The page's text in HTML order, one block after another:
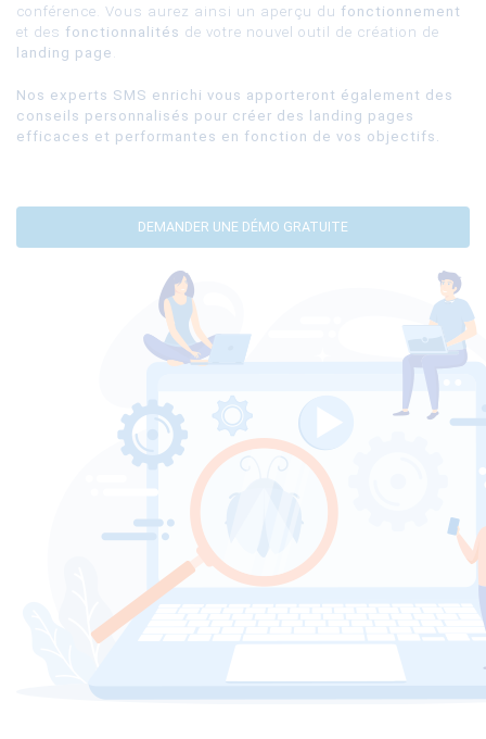
conférence. Vous aurez ainsi un aperçu du fonctionnement
et des fonctionnalités de votre nouvel outil de création de
landing page
Nos experts SMS enrichi vous apporteront également des
conseils personnalisés pour créer des landing pages
efficaces et performantes en fonction de vos objectifs.
DEMANDER UNE DÉMO GRATUITE